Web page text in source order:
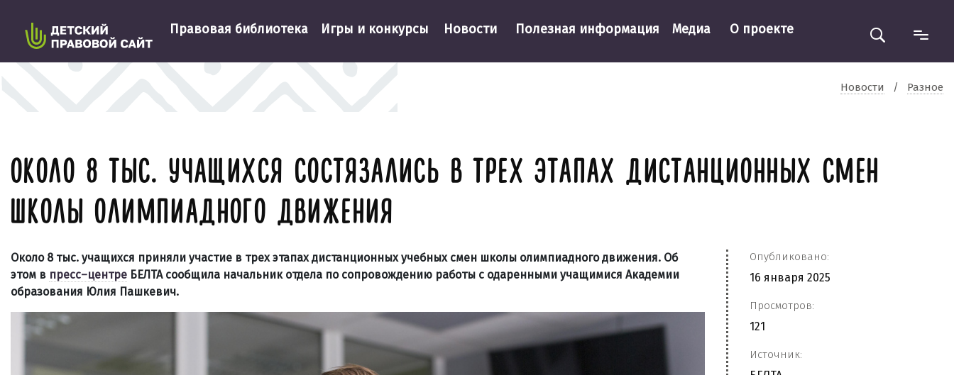
Правовая библиотека Игры и конкурсы Новости Полезная информация Медиа О проекте
Новости / Разное
ОКОЛО 8 ТЫС. УЧАЩИХСЯ СОСТЯЗАЛИСЬ В ТРЕХ ЭТАПАХ ДИСТАНЦИОННЫХ СМЕН
ШКОЛЫ ОЛИМПИАДНОГО ДВИЖЕНИЯ
Около 8 тыс. учащихся приняли участие в трех этапах дистанционных учебных смен школы олимпиадного движения. Об
этом в пресс–центре БЕЛТА сообщила начальник отдела по сопровождению работы с одаренными учащимися Академии
образования Юлия Пашкевич.
Опубликовано:
16 января 2025
Просмотров:
121
Источник: